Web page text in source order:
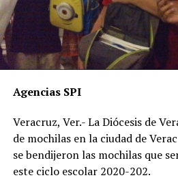
Agencias SPI
Veracruz, Ver.- La Diócesis de
de mochilas en la ciudad de
se bendijeron las mochilas que
este ciclo escolar 2020-202.